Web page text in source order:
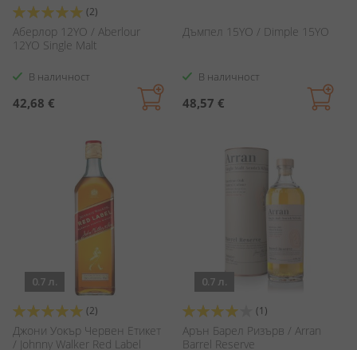
Оценка:
100%
(2)
Аберлор 12YO / Aberlour
12YO Single Malt
В наличност
42,68 €
Дъмпел 15YO / Dimple 15YO
В наличност
48,57 €
0.7 л.
Оценка:
100%
(2)
Джони Уокър Червен Етикет
/ Johnny Walker Red Label
0.7 л.
Оценка:
80%
(1)
Арън Барел Ризърв / Arran
Barrel Reserve